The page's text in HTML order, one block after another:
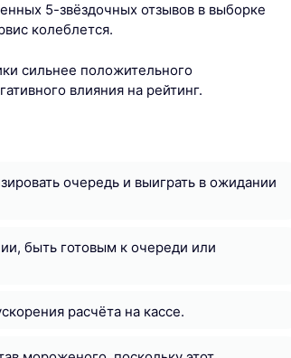
5-звёздочных отзывов в выборке
колеблется.
сильнее положительного
влияния на рейтинг.
очередь и выиграть в ожидании
быть готовым к очереди или
расчёта на кассе.